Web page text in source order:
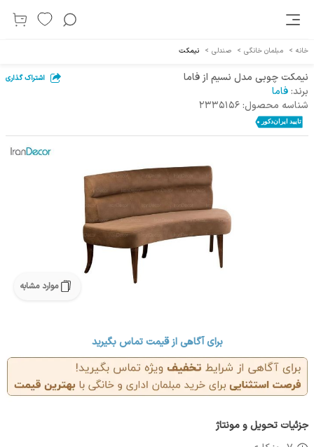
خانه > مبلمان خانگی > صندلی > نیمکت
نیمکت چوبی مدل نسیم از فاما اشتراک گذاری
برند:فاما
شناسه محصول:2335156
موارد مشابه
برای آگاهی از قیمت تماس بگیرید
جزئیات تحویل و مونتاژ